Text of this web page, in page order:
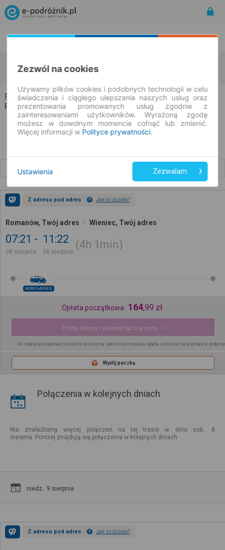
08.08.2026 | -- : --
Romanów → Wieniec
Rozkład jazdy i bilety
Z adresu pod adres Jak to działa?
Romanów, Twój adres Wieniec, Twój adres
07:21
08 sierpnia
11:22
08 sierpnia
4h 1min
ADRES-ADRES
Opłata początkowa 164,99 zł
Podaj adresy i sprawdź łączną cenę
Do opłaty początkowej zostanie doliczona spersonalizowana opłata ustalana na podstawie
Wyślij paczkę
Połączenia w kolejnych dniach
Nie znaleźliśmy więcej połączeń na tej trasie w dniu sob.. 8
sierpnia. Poniżej znajdują się połączenia w kolejnych dniach
niedz.. 9 sierpnia
Z adresu pod adres Jak to działa?
Zezwól na cookies
Używamy plików cookies i podobnych technologii w celu
świadczenia i ciągłego ulepszania naszych usług oraz
prezentowania promowanych usług zgodnie z
zainteresowaniami użytkowników. Wyrażoną zgodę
możesz w dowolnym momencie cofnąć lub zmienić.
Więcej informacji w Polityce prywatności.
Ustawienia Zezwalam